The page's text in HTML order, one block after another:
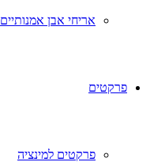
אריחי אבן אמנותיים
פרקטים
פרקטים למינציה